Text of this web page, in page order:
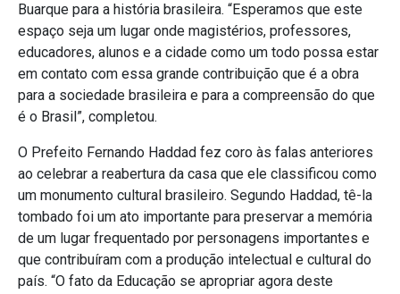
Buarque para a história brasileira. “Esperamos que este
espaço seja um lugar onde magistérios, professores,
educadores, alunos e a cidade como um todo possa estar
em contato com essa grande contribuição que é a obra
para a sociedade brasileira e para a compreensão do que
é o Brasil”, completou.
O Prefeito Fernando Haddad fez coro às falas anteriores
ao celebrar a reabertura da casa que ele classificou como
um monumento cultural brasileiro. Segundo Haddad, tê-la
tombado foi um ato importante para preservar a memória
de um lugar frequentado por personagens importantes e
que contribuíram com a produção intelectual e cultural do
país. “O fato da Educação se apropriar agora deste